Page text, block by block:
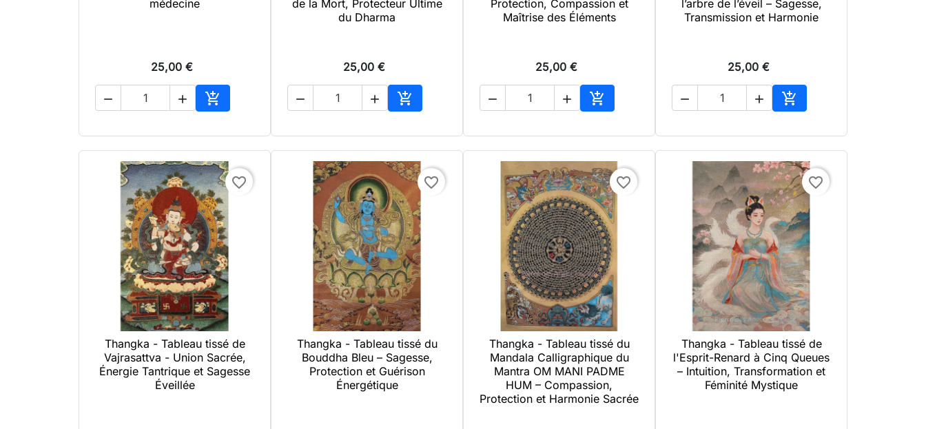
médecine
25,00 €
  
Ajouter au panier
de la Mort, Protecteur Ultime
du Dharma
25,00 €
  
Ajouter au panier
Protection, Compassion et
Maîtrise des Éléments
25,00 €
  
Ajouter au panier
l’arbre de l’éveil – Sagesse,
Transmission et Harmonie
25,00 €
  
Ajouter au panier
favorite_border
 Aperçu rapide
Thangka - Tableau tissé de
Vajrasattva - Union Sacrée,
Énergie Tantrique et Sagesse
Éveillée
favorite_border
 Aperçu rapide
Thangka - Tableau tissé du
Bouddha Bleu – Sagesse,
Protection et Guérison
Énergétique
favorite_border
 Aperçu rapide
Thangka - Tableau tissé du
Mandala Calligraphique du
Mantra OM MANI PADME
HUM – Compassion,
Protection et Harmonie Sacrée
favorite_border
 Aperçu rapide
Thangka - Tableau tissé de
l'Esprit-Renard à Cinq Queues
– Intuition, Transformation et
Féminité Mystique